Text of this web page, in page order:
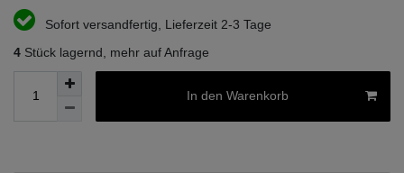
Sofort versandfertig, Lieferzeit 2-3 Tage
4 Stück lagernd, mehr auf Anfrage
In den Warenkorb